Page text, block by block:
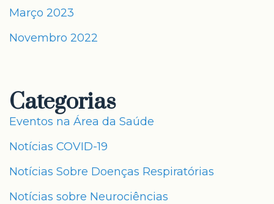
Março 2023
Novembro 2022
Categorias
Eventos na Área da Saúde
Notícias COVID-19
Notícias Sobre Doenças Respiratórias
Notícias sobre Neurociências